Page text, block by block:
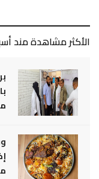
الأكثر مشاهدة مند